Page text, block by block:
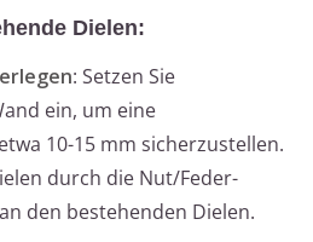
Dielen:
: Setzen Sie
ein, um eine
10-15 mm sicherzustellen.
durch die Nut/Feder-
den bestehenden Dielen.